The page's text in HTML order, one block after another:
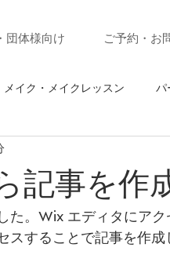
団体様向け ご予約・お
メイク・メイクレッスン パ
診断
ンペーン ファッション
記事を作
た。Wix エディタにアク
スすることで記事を作成